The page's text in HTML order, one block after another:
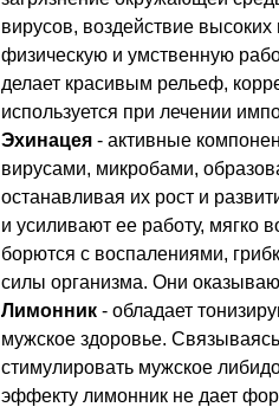
вирусов, воздействие
физическую и умственную
делает красивым рельеф,
используется при лечении
Эхинацея - активные
вирусами, микробами,
останавливая их рост и
и усиливают ее работу, мягко
борются с воспалениями,
силы организма. Они
Лимонник - обладает
мужское здоровье.
стимулировать мужское
эффекту лимонник не дает